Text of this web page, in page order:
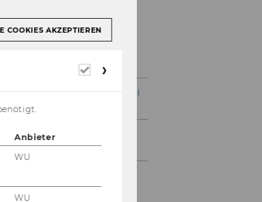
Exercise No. 1: Hierarchical
Organisation Structure
Exercise No. 2: Person in
Organisation
Discounts
COOKIES AKZEPTIEREN
Erforderliche
Anbieter
WU
WU